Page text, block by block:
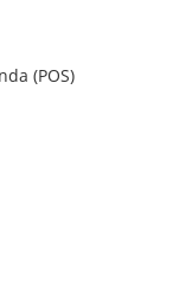
(POS)